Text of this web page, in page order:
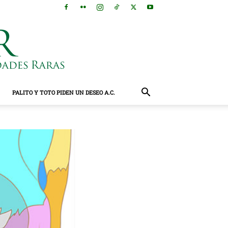
PALITO Y TOTO PIDEN UN DESEO A.C.